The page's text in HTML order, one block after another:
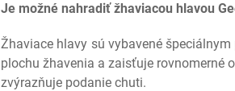
Je možné nahradiť žhaviacou hlavou
Žhaviace hlavy sú vybavené
plochu žhavenia a zaisťuje rovnomerné
zvýrazňuje podanie chuti.